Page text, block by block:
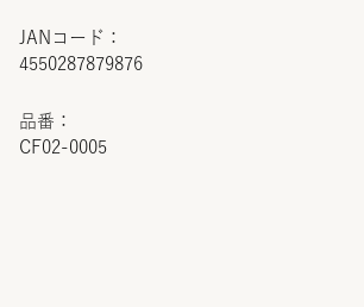
JANコード：
4550287879876
品番：
CF02-0005